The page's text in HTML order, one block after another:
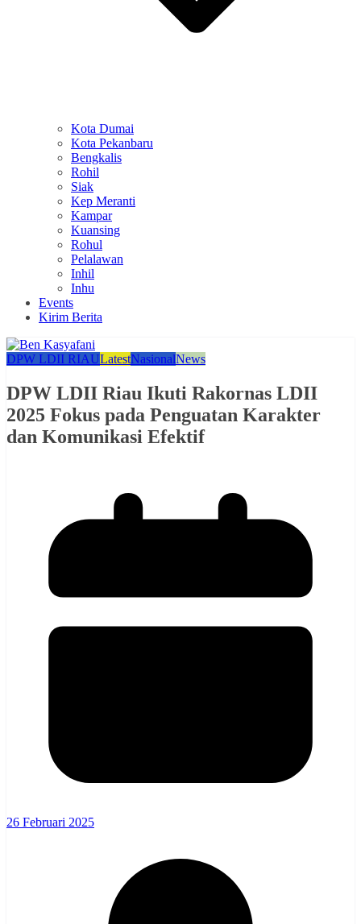
Kota Dumai
Kota Pekanbaru
Bengkalis
Rohil
Siak
Kep Meranti
Kampar
Kuansing
Rohul
Pelalawan
Inhil
Inhu
Events
Kirim Berita
DPW LDII RIAULatestNasionalNews
DPW LDII Riau Ikuti Rakornas LDII
2025 Fokus pada Penguatan Karakter
dan Komunikasi Efektif
26 Februari 2025